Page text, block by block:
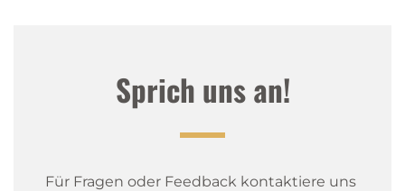
Sprich uns an!
Für Fragen oder Feedback kontaktiere uns